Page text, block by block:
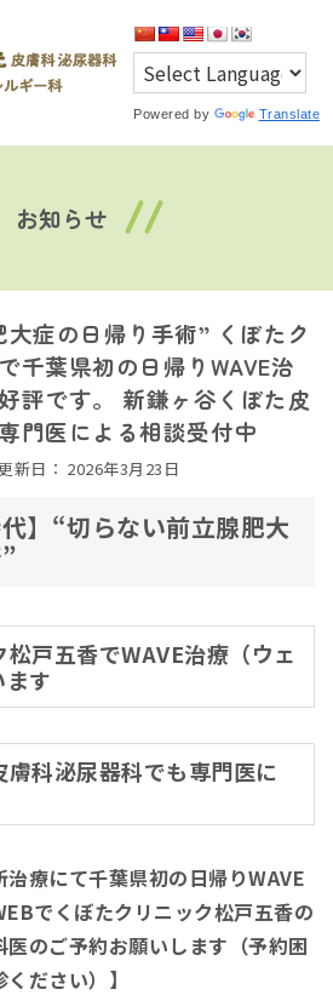
Powered by Translate
お知らせ
症の日帰り手術” くぼたク
千葉県初の日帰りWAVE治
評です。 新鎌ヶ谷くぼた皮
門医による相談受付中
新日： 2026年3月23日
代】“切らない前立腺肥大
戸五香でWAVE治療（ウェ
す
科泌尿器科でも専門医に
治療にて千葉県初の日帰りWAVE
でくぼたクリニック松戸五香の
のご予約お願いします（予約困
ださい）】